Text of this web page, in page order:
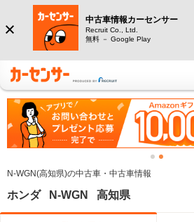
中古車情報カーセンサー
Recruit Co., Ltd.
無料 － Google Play
N-WGN(高知県)の中古車・中古車情報
ホンダ N-WGN 高知県